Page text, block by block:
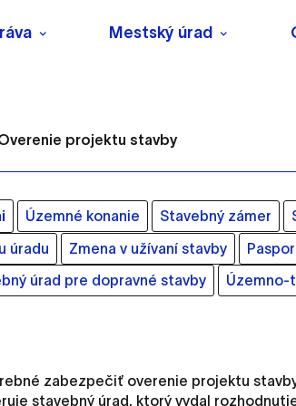
Mestský úrad
projektu stavby
Územné konanie Stavebný zámer
úradu
Zmena v užívaní stavby
úrad pre dopravné stavby
Územno-
zabezpečiť overenie projektu
stavebný úrad, ktorý vydal
do ktorých webové stránky môžu
k tomu, aby si webový prehliadač